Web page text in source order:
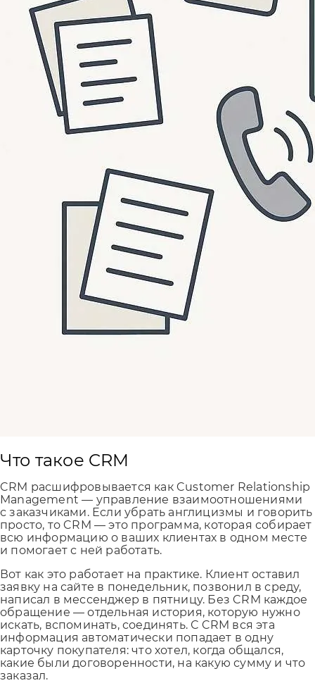
Что такое CRM
CRM расшифровывается как Customer Relationship
Management — управление взаимоотношениями
с заказчиками. Если убрать англицизмы и говорить
просто, то CRM — это программа, которая собирает
всю информацию о ваших клиентах в одном месте
и помогает с ней работать.
Вот как это работает на практике. Клиент оставил
заявку на сайте в понедельник, позвонил в среду,
написал в мессенджер в пятницу. Без CRM каждое
обращение — отдельная история, которую нужно
искать, вспоминать, соединять. С CRM вся эта
информация автоматически попадает в одну
карточку покупателя: что хотел, когда общался,
какие были договоренности, на какую сумму и что
заказал.